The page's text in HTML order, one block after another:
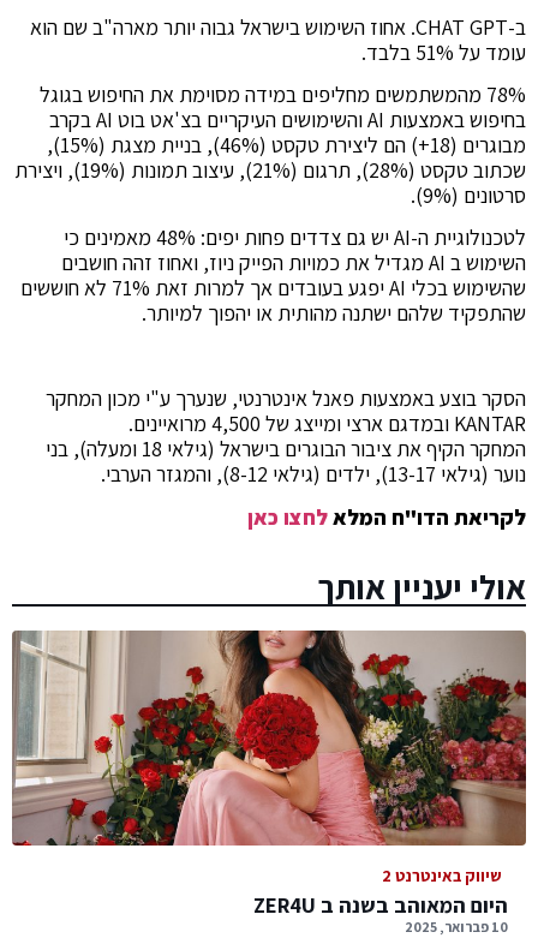
ב-CHAT GPT. אחוז השימוש בישראל גבוה יותר מארה"ב שם הוא
עומד על 51% בלבד.
78% מהמשתמשים מחליפים במידה מסוימת את החיפוש בגוגל
בחיפוש באמצעות AI והשימושים העיקריים בצ'אט בוט AI בקרב
מבוגרים (18+) הם ליצירת טקסט (46%), בניית מצגת (15%),
שכתוב טקסט (28%), תרגום (21%), עיצוב תמונות (19%), ויצירת
סרטונים (9%).
לטכנולוגיית ה-AI יש גם צדדים פחות יפים: 48% מאמינים כי
השימוש ב AI מגדיל את כמויות הפייק ניוז, ואחוז זהה חושבים
שהשימוש בכלי AI יפגע בעובדים אך למרות זאת 71% לא חוששים
שהתפקיד שלהם ישתנה מהותית או יהפוך למיותר.
הסקר בוצע באמצעות פאנל אינטרנטי, שנערך ע"י מכון המחקר
KANTAR ובמדגם ארצי ומייצג של 4,500 מרואיינים.
המחקר הקיף את ציבור הבוגרים בישראל (גילאי 18 ומעלה), בני
נוער (גילאי 13-17), ילדים (גילאי 8-12), והמגזר הערבי.
לקריאת הדו"ח המלאלחצו כאן
אולי יעניין אותך
שיווק באינטרנט 2
היום המאוהב בשנה ב ZER4U
10 פברואר, 2025